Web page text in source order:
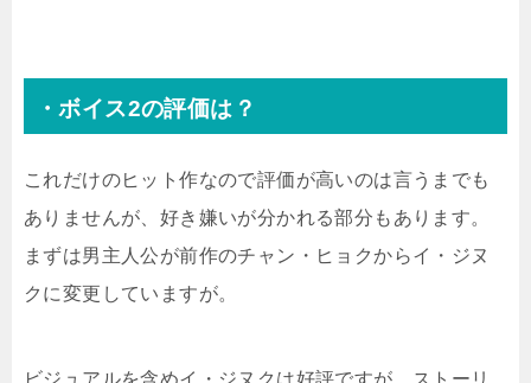
・ボイス2の評価は？
これだけのヒット作なので評価が高いのは言うまでも
ありませんが、好き嫌いが分かれる部分もあります。
まずは男主人公が前作のチャン・ヒョクからイ・ジヌ
クに変更していますが。
ビジュアルを含めイ・ジヌクは好評ですが、ストーリ